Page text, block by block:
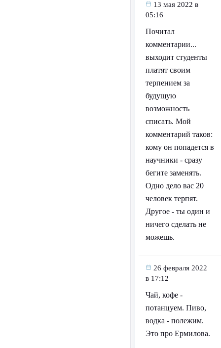
13 мая 2022 в
05:16
Почитал
комментарии...
выходит студенты
платят своим
терпением за
будущую
возможность
списать. Мой
комментарий таков:
кому он попадется в
научники - сразу
бегите заменять.
Одно дело вас 20
человек терпят.
Другое - ты один и
ничего сделать не
можешь.
26 февраля 2022
в 17:12
Чай, кофе -
потанцуем. Пиво,
водка - полежим.
Это про Ермилова.